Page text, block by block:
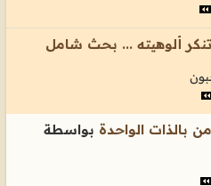
ألوهيته ... بحث شامل
بالذات الواحدة بواسطة